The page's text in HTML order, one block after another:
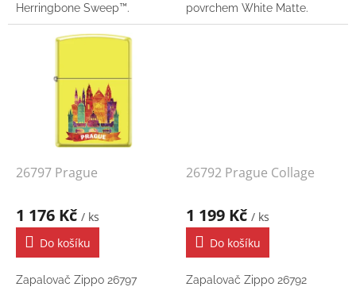
Herringbone Sweep™.
povrchem White Matte.
26797 Prague
1 176 Kč / ks
Do košíku
Zapalovač Zippo 26797
26792 Prague Collage
1 199 Kč / ks
Do košíku
Zapalovač Zippo 26792